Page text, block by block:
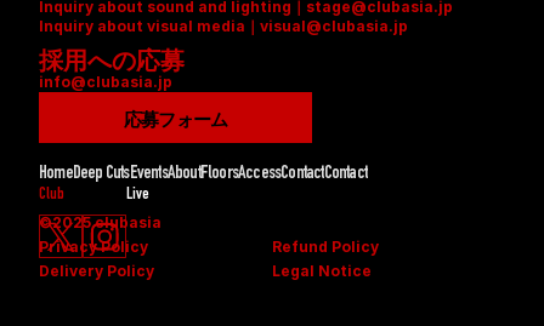
(
P
D
F
リ
ス
ト
(
D
F
)
Inquiry about sound and lighting｜stage@clubasia.jp
Inquiry about visual media｜visual@clubasia.jp
採用への応募
info@clubasia.jp
応募フォーム
HomeDeep CutsEventsAboutFloorsAccessContactContact
Club Live
©2025 clubasia
Privacy Policy
Refund Policy
Delivery Policy
Legal Notice